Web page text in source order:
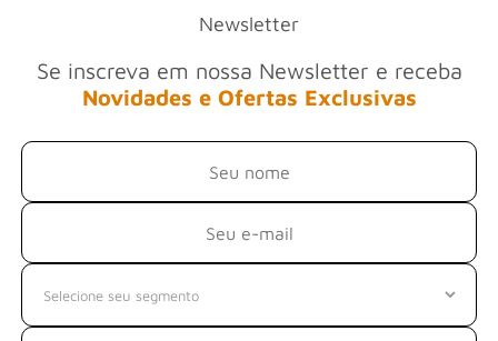
Newsletter
Se inscreva em nossa Newsletter e receba
Novidades e Ofertas Exclusivas